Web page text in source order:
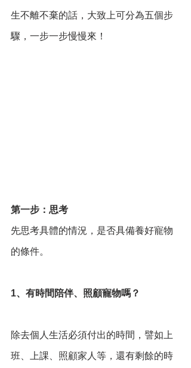
生不離不棄的話，大致上可分為五個步
驟，一步一步慢慢來！
第一步：思考
先思考具體的情況，是否具備養好寵物
的條件。
1、有時間陪伴、照顧寵物嗎？
除去個人生活必須付出的時間，譬如上
班、上課、照顧家人等，還有剩餘的時